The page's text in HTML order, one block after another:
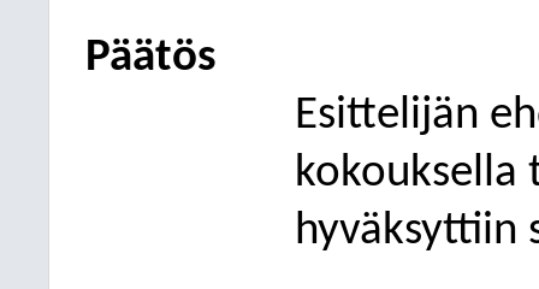
Päätös
Esittelijän
kokouksella
hyväksyttiin